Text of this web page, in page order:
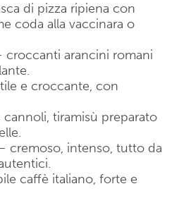
di pizza ripiena con
coda alla vaccinara o
croccanti arancini romani
e croccante, con
cannoli, tiramisù preparato
cremoso, intenso, tutto da
caffè italiano, forte e